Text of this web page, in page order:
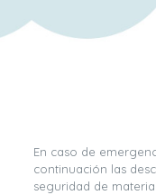
En caso de
continuación las
seguridad de